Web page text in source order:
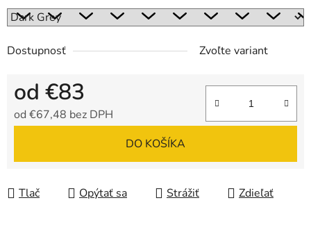
Dostupnosť Zvoľte variant
od €83
od €67,48 bez DPH
DO KOŠÍKA
Tlač Opýtať sa Strážiť Zdieľať